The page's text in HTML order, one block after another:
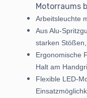
Motorraums
Arbeitsleuchte
Aus Alu-
starken
Ergonomische
Halt am
Flexible LED-